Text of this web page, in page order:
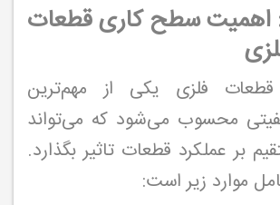
سطح کاری قطعات
فلزی یکی از مهم‌ترین
محسوب می‌شود که می‌تواند
بر عملکرد قطعات تاثیر بگذارد.
موارد زیر است: